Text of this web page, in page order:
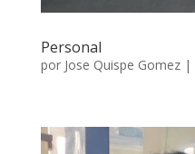
Personal
por Jose Quispe Gomez|